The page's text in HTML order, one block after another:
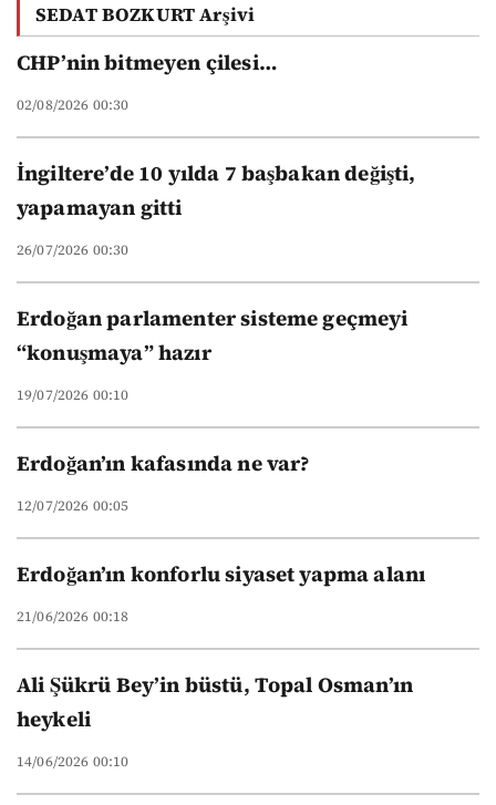
üniversitelerinin
yeni düzeni
SEDAT BOZKURT Arşivi
CHP’nin bitmeyen çilesi…
02/08/2026 00:30
İngiltere’de 10 yılda 7 başbakan değişti,
yapamayan gitti
26/07/2026 00:30
Erdoğan parlamenter sisteme geçmeyi
“konuşmaya” hazır
19/07/2026 00:10
Erdoğan’ın kafasında ne var?
12/07/2026 00:05
Erdoğan’ın konforlu siyaset yapma alanı
21/06/2026 00:18
Ali Şükrü Bey’in büstü, Topal Osman’ın
heykeli
14/06/2026 00:10